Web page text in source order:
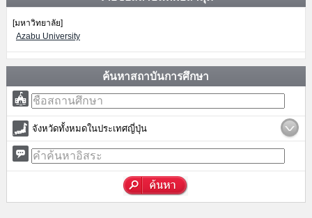
[มหาวิทยาลัย]
Azabu University
ค้นหาสถาบันการศึกษา
จังหวัดทั้งหมดในประเทศญี่ปุ่น